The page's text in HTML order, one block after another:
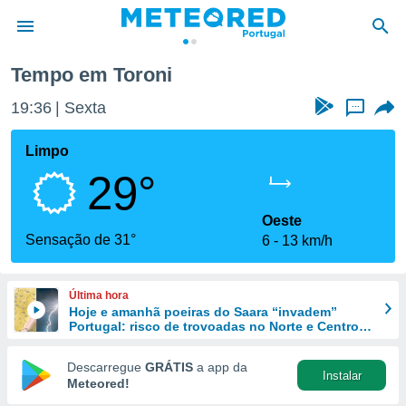
da
foi
fornecidas
a este
das
e
forma
digital
Tempo em Toroni
19:36 Sexta ...
Limpo
29°
Sensação de 31°
Oeste
6
13 km/h
Última hora
Hoje e amanhã poeiras do Saara “invadem”
Portugal: risco de trovoadas no Norte e Centro
Descarregue GRÁTIS a app da
Meteored!
Instalar